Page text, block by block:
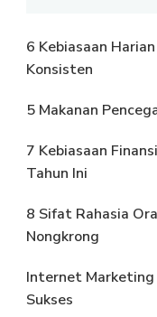
6 Kebiasaan
Konsisten
5 Makanan
7 Kebiasaan
Tahun Ini
8 Sifat Rahasia
Nongkrong
Internet Marketing
Sukses